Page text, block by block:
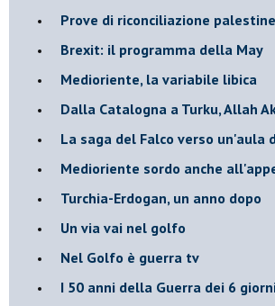
Prove di riconciliazione
Brexit: il programma della May
Medioriente, la variabile libica
Dalla Catalogna a Turku, Allah
La saga del Falco verso un'aula
Medioriente sordo anche
Turchia-Erdogan, un anno dopo
Un via vai nel golfo
Nel Golfo è guerra tv
I 50 anni della Guerra dei 6